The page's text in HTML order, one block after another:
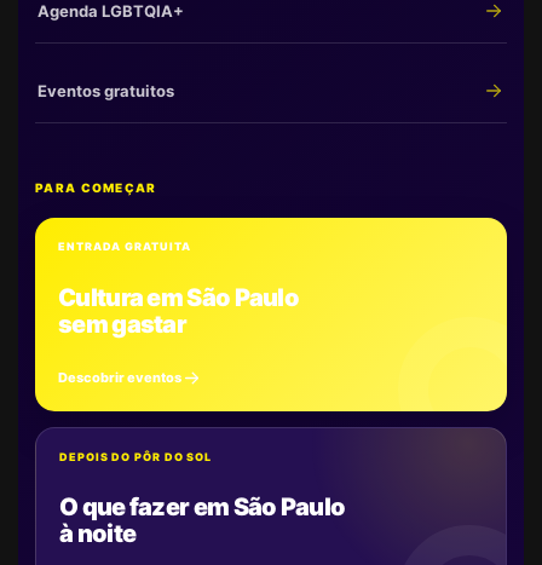
Agenda LGBTQIA+
Eventos gratuitos
PARA COMEÇAR
ENTRADA GRATUITA
Cultura em São Paulo
sem gastar
Descobrir eventos
DEPOIS DO PÔR DO SOL
O que fazer em São Paulo
à noite